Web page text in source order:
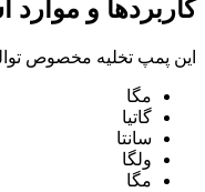
کاربردها و موارد
این پمپ تخلیه مخصوص
مگا
گاتیا
سانتا
ولگا
مگا